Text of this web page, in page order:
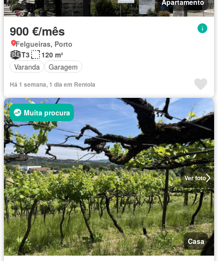
Apartamento
900 €/mês
Felgueiras, Porto
T3
120 m²
Varanda
Garagem
Há 1 semana, 1 dia em Rentola
Ver foto
Muita procura
Casa